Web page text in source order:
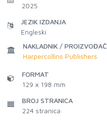
2025
JEZIK IZDANJA
Engleski
NAKLADNIK / PROIZVOĐAČ
Harpercollins Publishers
FORMAT
129 x 198 mm
BROJ STRANICA
224 stranica